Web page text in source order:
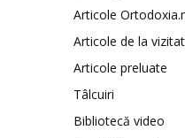
Articole
Articole de la
Articole preluate
Tâlcuiri
Bibliotecă video